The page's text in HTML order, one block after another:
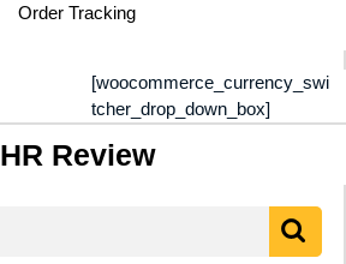
Order Tracking
[woocommerce_currency_swi
tcher_drop_down_box]
HR Review